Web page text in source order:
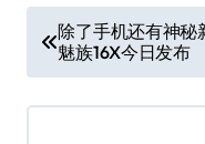
章
导
除了手机还有神秘
魅族16X今日发布